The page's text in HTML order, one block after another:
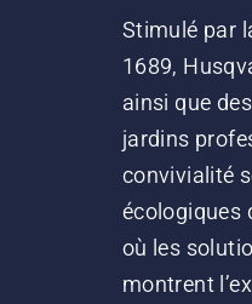
Stimulé par
1689,
ainsi que
jardins
convivialité
écologiques
où les
montrent